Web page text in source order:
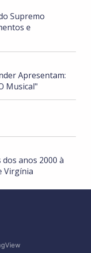
Supremo
e
Apresentam:
Musical"
anos 2000 à
Virgínia